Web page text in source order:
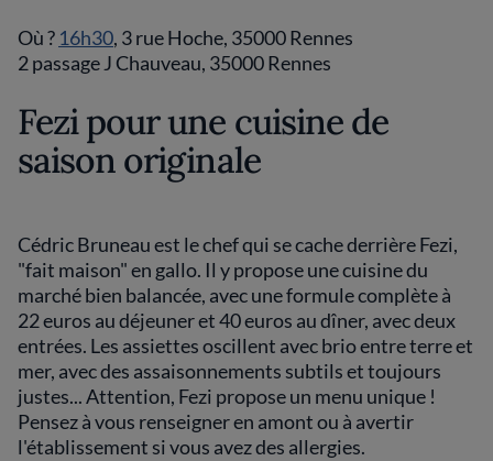
Où ? 16h30, 3 rue Hoche, 35000 Rennes
2 passage J Chauveau, 35000 Rennes
Fezi pour une cuisine de
saison originale
Cédric Bruneau est le chef qui se cache derrière Fezi,
"fait maison" en gallo. Il y propose une cuisine du
marché bien balancée, avec une formule complète à
22 euros au déjeuner et 40 euros au dîner, avec deux
entrées. Les assiettes oscillent avec brio entre terre et
mer, avec des assaisonnements subtils et toujours
justes... Attention, Fezi propose un menu unique !
Pensez à vous renseigner en amont ou à avertir
l'établissement si vous avez des allergies.